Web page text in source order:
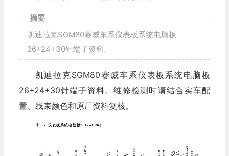
摘要
凯迪拉克SGM80赛威车系仪表板系统电脑板
26+24+30针端子资料。
凯迪拉克SGM80赛威车系仪表板系统电脑板
26+24+30针端子资料。维修检测时请结合实车配
置、线束颜色和原厂资料复核。